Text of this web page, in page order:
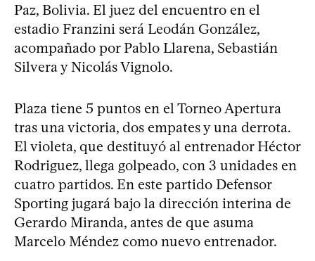
Paz, Bolivia. El juez del encuentro en el
estadio Franzini será Leodán González,
acompañado por Pablo Llarena, Sebastián
Silvera y Nicolás Vignolo.
Plaza tiene 5 puntos en el Torneo Apertura
tras una victoria, dos empates y una derrota.
El violeta, que destituyó al entrenador Héctor
Rodriguez, llega golpeado, con 3 unidades en
cuatro partidos. En este partido Defensor
Sporting jugará bajo la dirección interina de
Gerardo Miranda, antes de que asuma
Marcelo Méndez como nuevo entrenador.